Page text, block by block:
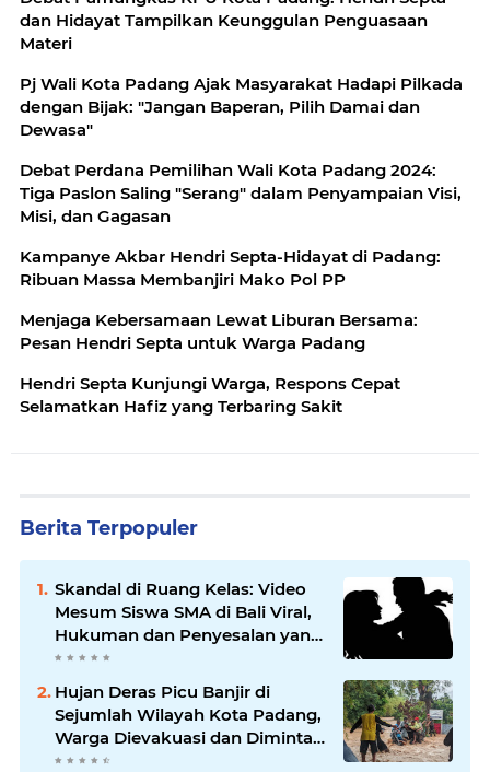
dan Hidayat Tampilkan Keunggulan Penguasaan
Materi
Pj Wali Kota Padang Ajak Masyarakat Hadapi Pilkada
dengan Bijak: "Jangan Baperan, Pilih Damai dan
Dewasa"
Debat Perdana Pemilihan Wali Kota Padang 2024:
Tiga Paslon Saling "Serang" dalam Penyampaian Visi,
Misi, dan Gagasan
Kampanye Akbar Hendri Septa-Hidayat di Padang:
Ribuan Massa Membanjiri Mako Pol PP
Menjaga Kebersamaan Lewat Liburan Bersama:
Pesan Hendri Septa untuk Warga Padang
Hendri Septa Kunjungi Warga, Respons Cepat
Selamatkan Hafiz yang Terbaring Sakit
Berita Terpopuler
Skandal di Ruang Kelas: Video
Mesum Siswa SMA di Bali Viral,
Hukuman dan Penyesalan yang
Mengikuti
Hujan Deras Picu Banjir di
Sejumlah Wilayah Kota Padang,
Warga Dievakuasi dan Diminta
Waspada Banjir Susulan